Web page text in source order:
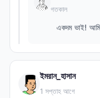
গতকাল
একদম ভাই! আমি
ইমরান_হাসান
1 সপ্তাহ আগে